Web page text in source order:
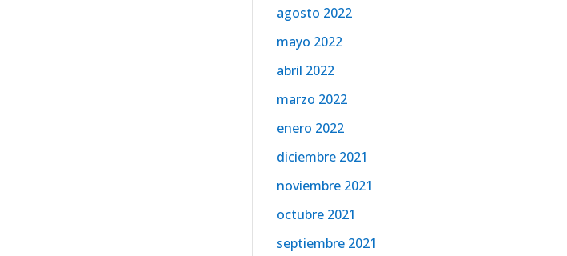
agosto 2022
mayo 2022
abril 2022
marzo 2022
enero 2022
diciembre 2021
noviembre 2021
octubre 2021
septiembre 2021